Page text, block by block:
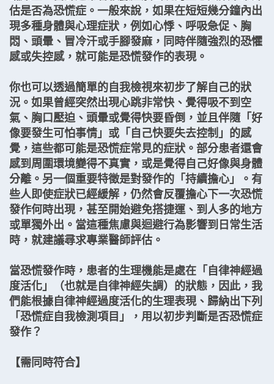
估是否為恐慌症。一般來說，如果在短短幾分鐘內出
現多種身體與心理症狀，例如心悸、呼吸急促、胸
悶、頭暈、冒冷汗或手腳發麻，同時伴隨強烈的恐懼
感或失控感，就可能是恐慌發作的表現。
你也可以透過簡單的自我檢視來初步了解自己的狀
況。如果曾經突然出現心跳非常快、覺得吸不到空
氣、胸口壓迫、頭暈或覺得快要昏倒，並且伴隨「好
像要發生可怕事情」或「自己快要失去控制」的感
覺，這些都可能是恐慌症常見的症狀。部分患者還會
感到周圍環境變得不真實，或是覺得自己好像與身體
分離。另一個重要特徵是對發作的「持續擔心」。有
些人即使症狀已經緩解，仍然會反覆擔心下一次恐慌
發作何時出現，甚至開始避免搭捷運、到人多的地方
或單獨外出。當這種焦慮與迴避行為影響到日常生活
時，就建議尋求專業醫師評估。
當恐慌發作時，患者的生理機能是處在「自律神經過
度活化」（也就是自律神經失調）的狀態，因此，我
們能根據自律神經過度活化的生理表現、歸納出下列
「恐慌症自我檢測項目」，用以初步判斷是否恐慌症
發作？
【需同時符合】